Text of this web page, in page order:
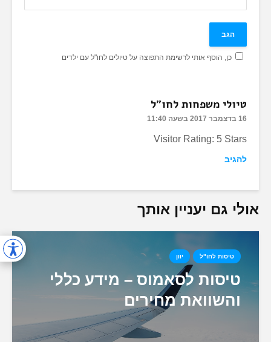
כן, הוסף אותי לרשימת התפוצה על טיולים לחו"ל עם ילדים
טיולי משפחות לחו"ל
16 בדצמבר 2017 בשעה 11:40
Visitor Rating: 5 Stars
להגיב
אולי גם יעניין אותך
טיסות לחו"ל יוון
טיסות לסאמוס – מידע כללי
והשוואת מחירים